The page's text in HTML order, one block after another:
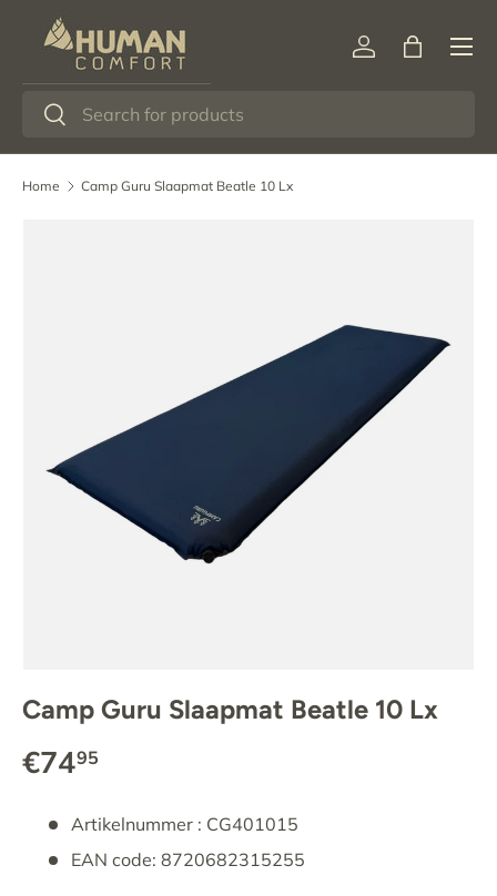
Ga naar inhoud
Zoeken
Zoeken
InloggenTas
Menu
Home Camp Guru Slaapmat Beatle 10 Lx
Camp Guru Slaapmat Beatle 10 Lx
€7495
Artikelnummer : CG401015
EAN code: 8720682315255